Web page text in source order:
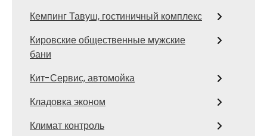
Кемпинг Тавуш, гостиничный комплекс
Кировские общественные мужские
бани
Кит-Сервис, автомойка
Кладовка эконом
Климат контроль